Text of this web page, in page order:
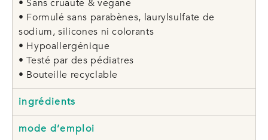
• Sans cruauté & végane
• Formulé sans parabènes, laurylsulfate de
sodium, silicones ni colorants
• Hypoallergénique
• Testé par des pédiatres
• Bouteille recyclable
ingrédients
mode d’emploi